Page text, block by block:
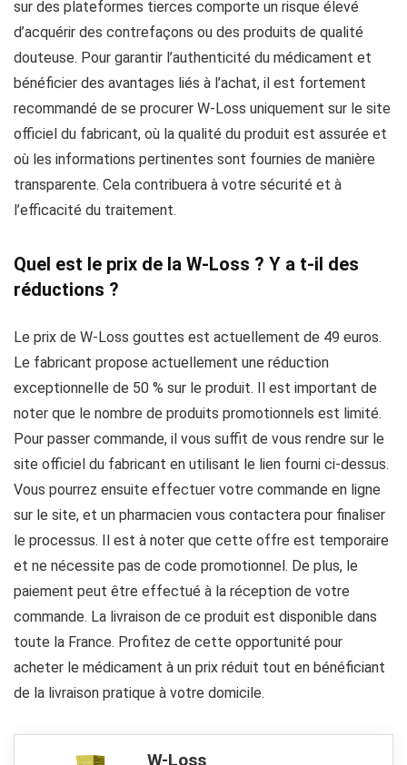
sur des plateformes tierces comporte un risque élevé
d’acquérir des contrefaçons ou des produits de qualité
douteuse. Pour garantir l’authenticité du médicament et
bénéficier des avantages liés à l’achat, il est fortement
recommandé de se procurer W-Loss uniquement sur le site
officiel du fabricant, où la qualité du produit est assurée et
où les informations pertinentes sont fournies de manière
transparente. Cela contribuera à votre sécurité et à
l’efficacité du traitement.
Quel est le prix de la W-Loss ? Y a t-il des
réductions ?
Le prix de W-Loss gouttes est actuellement de 49 euros.
Le fabricant propose actuellement une réduction
exceptionnelle de 50 % sur le produit. Il est important de
noter que le nombre de produits promotionnels est limité.
Pour passer commande, il vous suffit de vous rendre sur le
site officiel du fabricant en utilisant le lien fourni ci-dessus.
Vous pourrez ensuite effectuer votre commande en ligne
sur le site, et un pharmacien vous contactera pour finaliser
le processus. Il est à noter que cette offre est temporaire
et ne nécessite pas de code promotionnel. De plus, le
paiement peut être effectué à la réception de votre
commande. La livraison de ce produit est disponible dans
toute la France. Profitez de cette opportunité pour
acheter le médicament à un prix réduit tout en bénéficiant
de la livraison pratique à votre domicile.
W-Loss